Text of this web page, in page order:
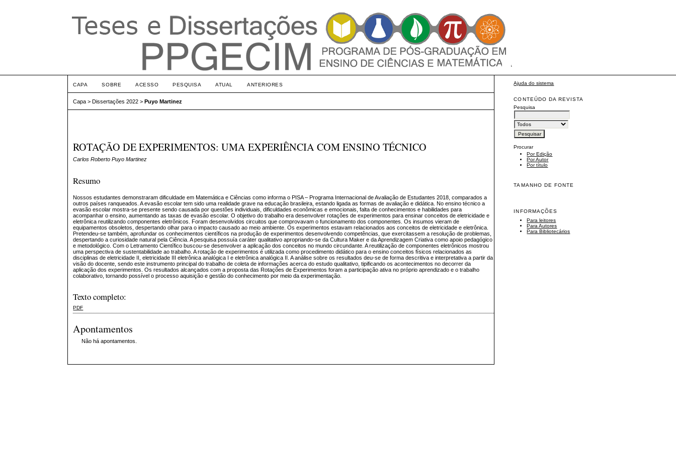
Ajuda do sistema
CONTEÚDO DA REVISTA
Pesquisa
Procurar
Por Edição
Por Autor
Por título
TAMANHO DE FONTE
INFORMAÇÕES
Para leitores
Para Autores
Para Bibliotecários
CAPA SOBRE ACESSO PESQUISA ATUAL ANTERIORES
Capa >Dissertações 2022 >Puyo Martinez
ROTAÇÃO DE EXPERIMENTOS: UMA EXPERIÊNCIA COM ENSINO TÉCNICO
Carlos Roberto Puyo Martinez
Resumo
Nossos estudantes demonstraram dificuldade em Matemática e Ciências como informa o PISA – Programa Internacional de Avaliação de Estudantes 2018, comparados a
outros países ranqueados. A evasão escolar tem sido uma realidade grave na educação brasileira, estando ligada as formas de avaliação e didática. No ensino técnico a
evasão escolar mostra-se presente sendo causada por questões individuais, dificuldades econômicas e emocionais, falta de conhecimentos e habilidades para
acompanhar o ensino, aumentando as taxas de evasão escolar. O objetivo do trabalho era desenvolver rotações de experimentos para ensinar conceitos de eletricidade e
eletrônica reutilizando componentes eletrônicos. Foram desenvolvidos circuitos que comprovavam o funcionamento dos componentes. Os insumos vieram de
equipamentos obsoletos, despertando olhar para o impacto causado ao meio ambiente. Os experimentos estavam relacionados aos conceitos de eletricidade e eletrônica.
Pretendeu-se também, aprofundar os conhecimentos científicos na produção de experimentos desenvolvendo competências, que exercitassem a resolução de problemas,
despertando a curiosidade natural pela Ciência. A pesquisa possuía caráter qualitativo apropriando-se da Cultura Maker e da Aprendizagem Criativa como apoio pedagógico
e metodológico. Com o Letramento Científico buscou-se desenvolver a aplicação dos conceitos no mundo circundante. A reutilização de componentes eletrônicos mostrou
uma perspectiva de sustentabilidade ao trabalho. A rotação de experimentos é utilizada como procedimento didático para o ensino conceitos físicos relacionados as
disciplinas de eletricidade II, eletricidade III eletrônica analógica I e eletrônica analógica II. A análise sobre os resultados deu-se de forma descritiva e interpretativa a partir da
visão do docente, sendo este instrumento principal do trabalho de coleta de informações acerca do estudo qualitativo, tipificando os acontecimentos no decorrer da
aplicação dos experimentos. Os resultados alcançados com a proposta das Rotações de Experimentos foram a participação ativa no próprio aprendizado e o trabalho
colaborativo, tornando possível o processo aquisição e gestão do conhecimento por meio da experimentação.
Texto completo:
PDF
Apontamentos
Não há apontamentos.